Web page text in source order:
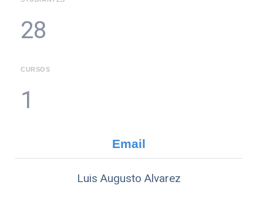
28
CURSOS
1
Email
Luis Augusto Alvarez